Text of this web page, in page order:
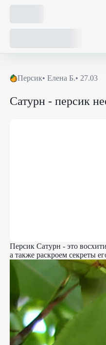
Персик• Елена Б.• 27.03
Сатурн - персик
Персик Сатурн - это
а также раскроем секреты